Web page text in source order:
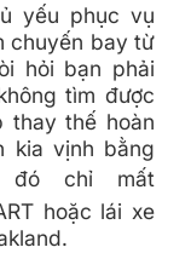
yếu phục vụ
chuyến bay từ
hỏi bạn phải
tìm được
thay thế hoàn
kia vịnh bằng
chỉ mất
hoặc lái xe